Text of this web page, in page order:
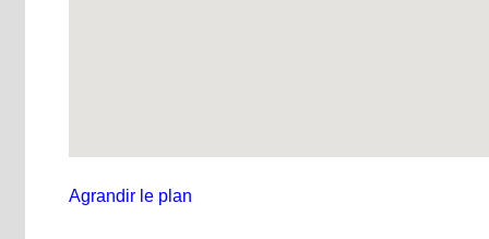
Agrandir le plan